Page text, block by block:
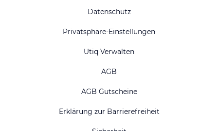
Datenschutz
Privatsphäre-Einstellungen
Utiq Verwalten
AGB
AGB Gutscheine
Erklärung zur Barrierefreiheit